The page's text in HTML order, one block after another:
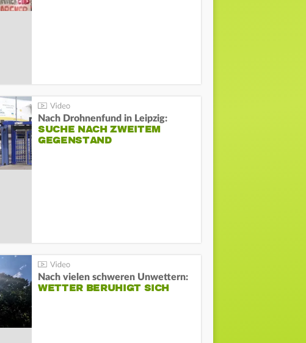
Nach Drohnenfund in Leipzig:
SUCHE NACH ZWEITEM
GEGENSTAND
Nach vielen schweren Unwettern:
WETTER BERUHIGT SICH